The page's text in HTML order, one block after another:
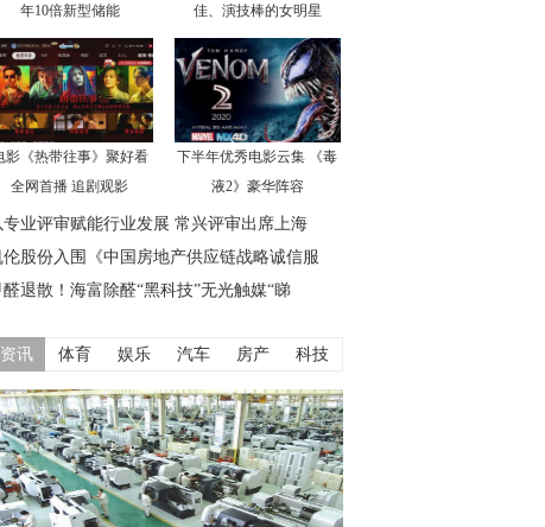
年10倍新型储能
佳、演技棒的女明星
影《热带往事》聚好看
全网首播 追剧观影
下半年优秀电影云集 《毒
液2》豪华阵容
专业评审赋能行业发展 常兴评审出席上海
伦股份入围《中国房地产供应链战略诚信服
醛退散！海富除醛“黑科技”无光触媒“睇
资讯 体育 娱乐 汽车 房产 科技